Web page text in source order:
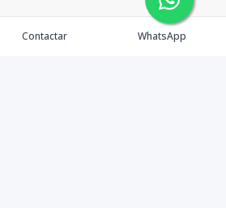
Contactar WhatsApp